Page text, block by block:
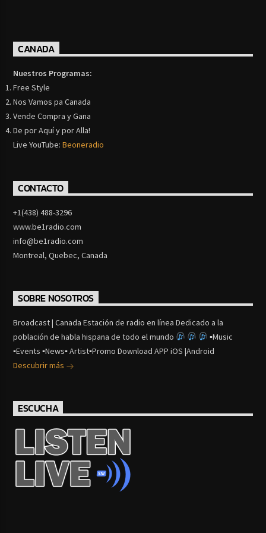
CANADA
Nuestros Programas:
Free Style
Nos Vamos pa Canada
Vende Compra y Gana
De por Aquí y por Alla!
Live YouTube:Beoneradio
CONTACTO
+1(438) 488-3296
www.be1radio.com
info@be1radio.com
Montreal, Quebec, Canada
SOBRE NOSOTROS
Broadcast | Canada Estación de radio en línea Dedicado a la
población de habla hispana de todo el mundo
▪Music
▪Events ▪News▪ Artist▪Promo Download APP iOS |Android
Descubrir más
ESCUCHA